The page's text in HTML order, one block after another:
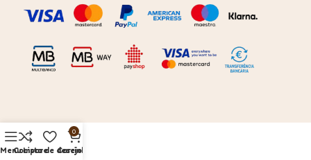
MenuCompare
Lista de desejos
0
Carrinho